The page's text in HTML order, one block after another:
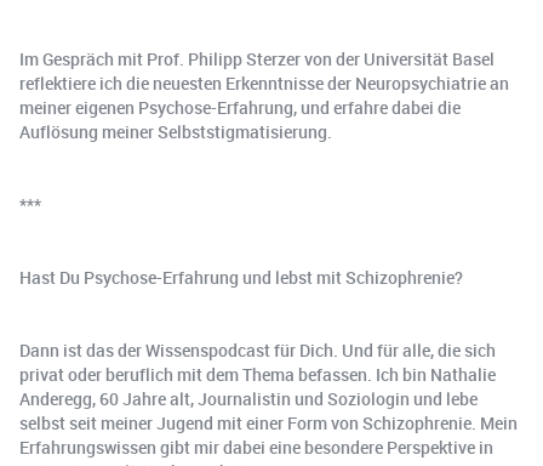
Im Gespräch mit Prof. Philipp Sterzer von der Universität Basel
reflektiere ich die neuesten Erkenntnisse der Neuropsychiatrie an
meiner eigenen Psychose-Erfahrung, und erfahre dabei die
Auflösung meiner Selbststigmatisierung.
***
Hast Du Psychose-Erfahrung und lebst mit Schizophrenie?
Dann ist das der Wissenspodcast für Dich. Und für alle, die sich
privat oder beruflich mit dem Thema befassen. Ich bin Nathalie
Anderegg, 60 Jahre alt, Journalistin und Soziologin und lebe
selbst seit meiner Jugend mit einer Form von Schizophrenie. Mein
Erfahrungswissen gibt mir dabei eine besondere Perspektive in